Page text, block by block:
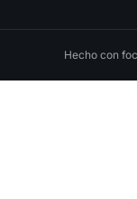
Hecho con